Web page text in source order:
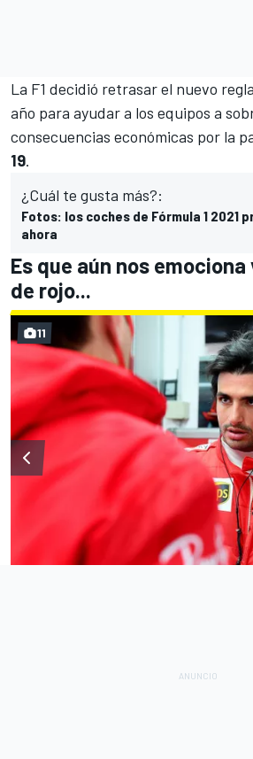
La F1 decidió retrasar el nuevo
año para ayudar a los equipos a
consecuencias económicas por la
19.
¿Cuál te gusta más?:
Fotos: los coches de Fórmula 1 2021
ahora
Es que aún nos emociona
de rojo...
11